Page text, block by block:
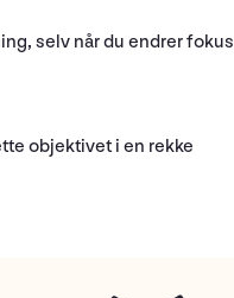
selv når du endrer fokus
objektivet i en rekke